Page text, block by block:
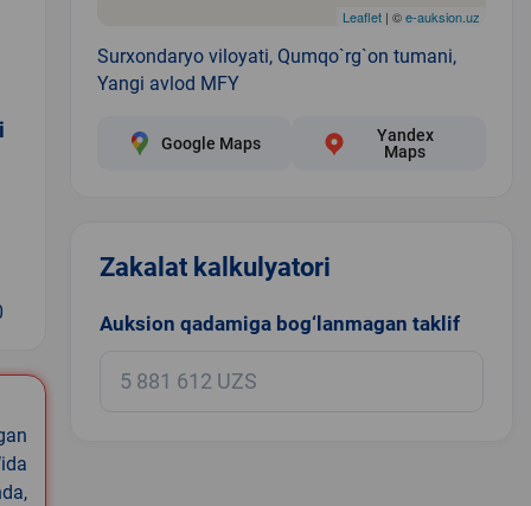
Leaflet| ©e-auksion.uz
Surxondaryo viloyati, Qumqo`rg`on tumani,
Yangi avlod MFY
Google Maps
Yandex
Maps
Zakalat kalkulyatori
Auksion qadamiga bog‘lanmagan taklif